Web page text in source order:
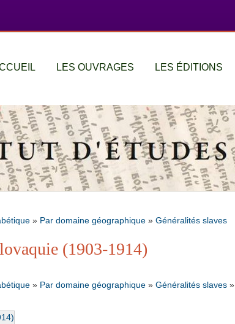
LES OUVRAGES LES ÉDITIONS
» Par domaine géographique » Généralités slaves
(1903-1914)
» Par domaine géographique » Généralités slaves »